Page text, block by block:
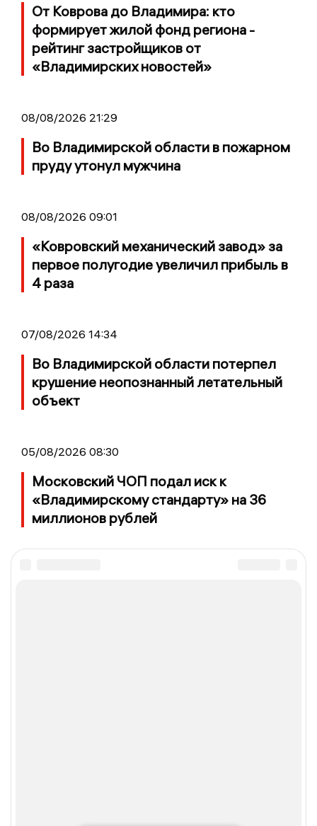
От Коврова до Владимира: кто
формирует жилой фонд региона -
рейтинг застройщиков от
«Владимирских новостей»
08/08/2026 21:29
Во Владимирской области в пожарном
пруду утонул мужчина
08/08/2026 09:01
«Ковровский механический завод» за
первое полугодие увеличил прибыль в
4 раза
07/08/2026 14:34
Во Владимирской области потерпел
крушение неопознанный летательный
объект
05/08/2026 08:30
Московский ЧОП подал иск к
«Владимирскому стандарту» на 36
миллионов рублей